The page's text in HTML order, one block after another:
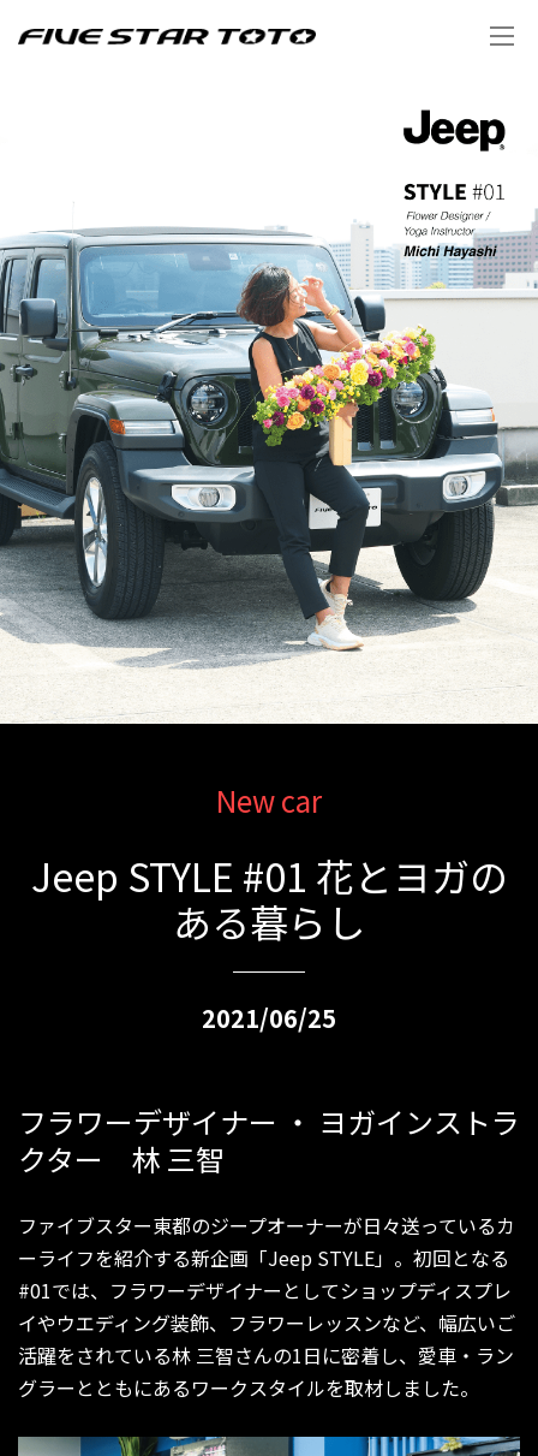
New car
Jeep STYLE #01 花とヨガの
ある暮らし
2021/06/25
フラワーデザイナー ・ ヨガインストラ
クター 林 三智
ファイブスター東都のジープオーナーが日々送っているカ
ーライフを紹介する新企画「Jeep STYLE」。初回となる
#01では、フラワーデザイナーとしてショップディスプレ
イやウエディング装飾、フラワーレッスンなど、幅広いご
活躍をされている林 三智さんの1日に密着し、愛車・ラン
グラーとともにあるワークスタイルを取材しました。